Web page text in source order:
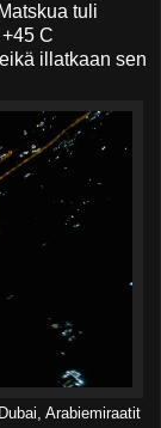
tuli
C
illatkaan sen
Arabiemiraatit